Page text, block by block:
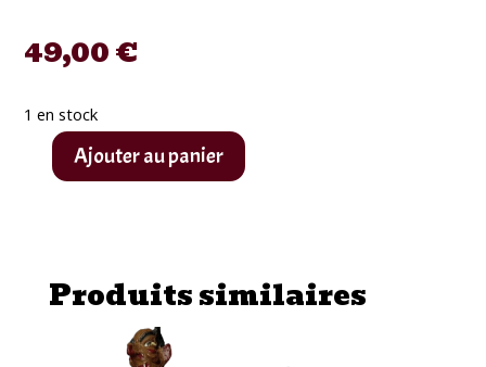
49,00€
1 en stock
quantitéAjouter au panier
Produits similaires